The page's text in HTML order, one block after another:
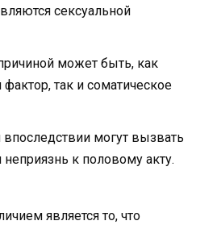
сексуальной
может быть, как
фактор, так и соматическое
могут вызвать
неприязнь к половому акту.
является то, что